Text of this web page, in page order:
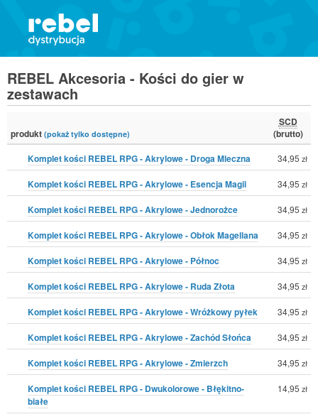
REBEL Akcesoria - Kości do gier w
zestawach
produkt (pokaż tylko dostępne)
SCD
(brutto)
Komplet kości REBEL RPG - Akrylowe - Droga Mleczna
34,95 zł
Komplet kości REBEL RPG - Akrylowe - Esencja Magii 34,95 zł
Komplet kości REBEL RPG - Akrylowe - Jednorożce 34,95 zł
Komplet kości REBEL RPG - Akrylowe - Obłok Magellana 34,95 zł
Komplet kości REBEL RPG - Akrylowe - Północ 34,95 zł
Komplet kości REBEL RPG - Akrylowe - Ruda Złota 34,95 zł
Komplet kości REBEL RPG - Akrylowe - Wróżkowy pyłek 34,95 zł
Komplet kości REBEL RPG - Akrylowe - Zachód Słońca 34,95 zł
Komplet kości REBEL RPG - Akrylowe - Zmierzch 34,95 zł
Komplet kości REBEL RPG - Dwukolorowe - Błękitno-
białe
14,95 zł